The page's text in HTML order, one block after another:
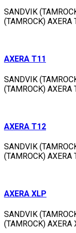
SANDVIK
(TAMROCK) AXERA
AXERA T11
SANDVIK
(TAMROCK) AXERA
AXERA T12
SANDVIK
(TAMROCK) AXERA
AXERA XLP
SANDVIK
(TAMROCK) AXERA